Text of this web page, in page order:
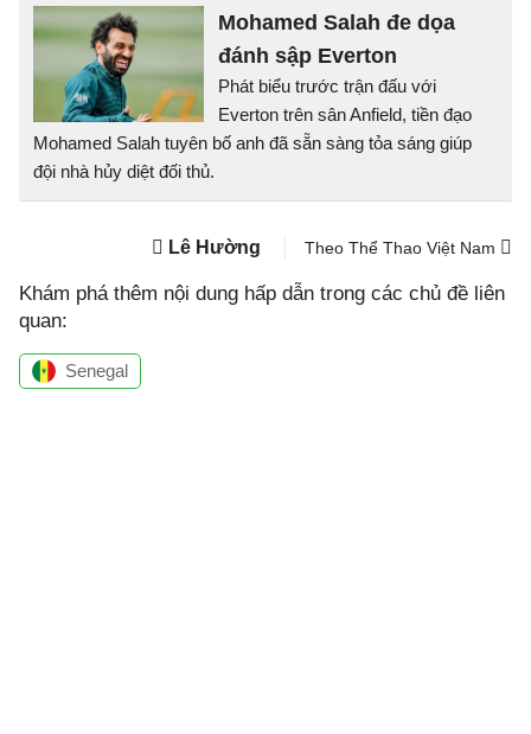
Mohamed Salah đe dọa
đánh sập Everton
Phát biểu trước trận đấu với
Everton trên sân Anfield, tiền đạo
Mohamed Salah tuyên bố anh đã sẵn sàng tỏa sáng giúp
đội nhà hủy diệt đối thủ.
Lê Hường Theo Thể Thao Việt Nam
Khám phá thêm nội dung hấp dẫn trong các chủ đề liên
quan:
Senegal